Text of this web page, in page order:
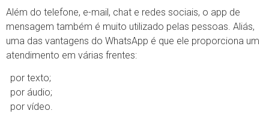
Além do telefone, e-mail, chat e redes sociais, o app de
mensagem também é muito utilizado pelas pessoas. Aliás,
uma das vantagens do WhatsApp é que ele proporciona um
atendimento em várias frentes:
por texto;
por áudio;
por vídeo.